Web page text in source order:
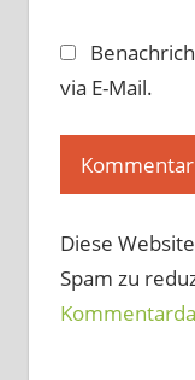
via E-Mail.
Diese
Spam zu